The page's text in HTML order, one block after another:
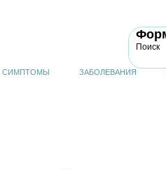
Поиск
СИМПТОМЫ ЗАБОЛЕВАНИЯ